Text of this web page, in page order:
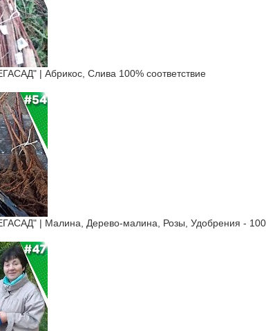
| Абрикос, Слива 100% соответствие
| Малина, Дерево-малина, Розы, Удобрения -